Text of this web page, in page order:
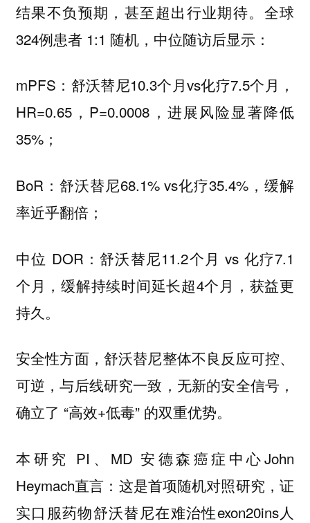
结果不负预期，甚至超出行业期待。全球
324例患者 1:1 随机，中位随访后显示：
mPFS：舒沃替尼10.3个月vs化疗7.5个月，
HR=0.65，P=0.0008，进展风险显著降低
35%；
BoR：舒沃替尼68.1% vs化疗35.4%，缓解
率近乎翻倍；
中位 DOR：舒沃替尼11.2个月 vs 化疗7.1
个月，缓解持续时间延长超4个月，获益更
持久。
安全性方面，舒沃替尼整体不良反应可控、
可逆，与后线研究一致，无新的安全信号，
确立了 “高效+低毒” 的双重优势。
本研究 PI、MD 安德森癌症中心John
Heymach直言：这是首项随机对照研究，证
实口服药物舒沃替尼在难治性exon20ins人